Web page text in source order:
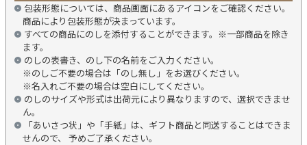
包装形態については、商品画面にあるアイコンをご確認ください。
商品により包装形態が決まっています。
すべての商品にのしを添付することができます。※一部商品を除き
ます。
のしの表書き、のし下の名前をご入力ください。
※のしご不要の場合は「のし無し」をお選びください。
※名入れご不要の場合は空白にしてください。
のしのサイズや形式は出荷元により異なりますので、選択できませ
ん。
「あいさつ状」や「手紙」は、ギフト商品と同送することはできま
せんので、 予めご了承ください。